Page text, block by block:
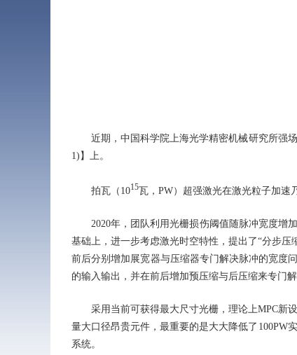
近期，中国科学院上海光学精密机械研究所强场
1)】上。
拍瓦（1015瓦，PW）超强激光在激光粒子加速
2020年，团队利用光栅损伤阈值随脉冲宽度增加
基础上，进一步考虑激光时空特性，提出了“分步
前后分别增加展宽器与压缩器专门解决脉冲的宽度
的输入输出，并在前后增加预压缩与后压缩来专门解
采用当前可获得最大尺寸光栅，理论上MPC新设
量大口径昂贵元件，最重要的是大大降低了100PW
系统。